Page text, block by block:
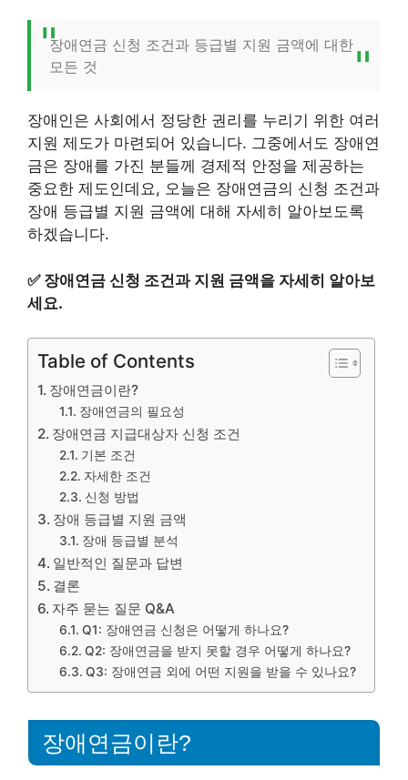
장애연금 신청 조건과 등급별 지원 금액에 대한
모든 것
장애인은 사회에서 정당한 권리를 누리기 위한 여러
지원 제도가 마련되어 있습니다. 그중에서도 장애연
금은 장애를 가진 분들께 경제적 안정을 제공하는
중요한 제도인데요, 오늘은 장애연금의 신청 조건과
장애 등급별 지원 금액에 대해 자세히 알아보도록
하겠습니다.
✅ 장애연금 신청 조건과 지원 금액을 자세히 알아보
세요.
Table of Contents
장애연금이란?
장애연금의 필요성
장애연금 지급대상자 신청 조건
기본 조건
자세한 조건
신청 방법
장애 등급별 지원 금액
장애 등급별 분석
일반적인 질문과 답변
결론
자주 묻는 질문 Q&A
Q1: 장애연금 신청은 어떻게 하나요?
Q2: 장애연금을 받지 못할 경우 어떻게 하나요?
Q3: 장애연금 외에 어떤 지원을 받을 수 있나요?
장애연금이란?